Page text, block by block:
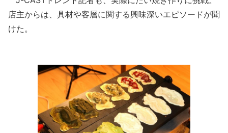
店主からは、具材や客層に関する興味深いエピソードが聞
けた。